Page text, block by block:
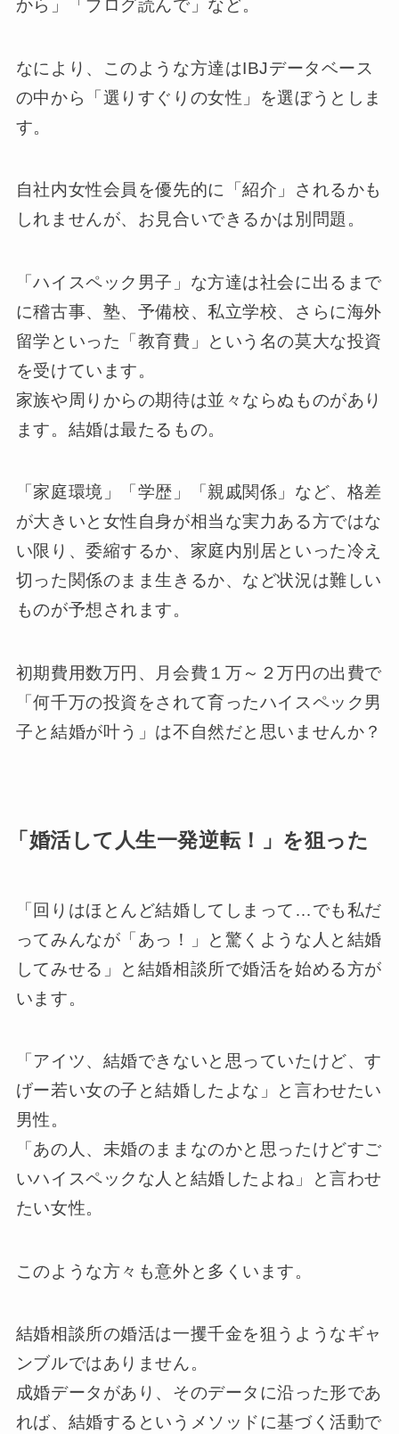
から」「ブログ読んで」など。
なにより、このような方達はIBJデータベース
の中から「選りすぐりの女性」を選ぼうとしま
す。
自社内女性会員を優先的に「紹介」されるかも
しれませんが、お見合いできるかは別問題。
「ハイスペック男子」な方達は社会に出るまで
に稽古事、塾、予備校、私立学校、さらに海外
留学といった「教育費」という名の莫大な投資
を受けています。
家族や周りからの期待は並々ならぬものがあり
ます。結婚は最たるもの。
「家庭環境」「学歴」「親戚関係」など、格差
が大きいと女性自身が相当な実力ある方ではな
い限り、委縮するか、家庭内別居といった冷え
切った関係のまま生きるか、など状況は難しい
ものが予想されます。
初期費用数万円、月会費１万～２万円の出費で
「何千万の投資をされて育ったハイスペック男
子と結婚が叶う」は不自然だと思いませんか？
「婚活して人生一発逆転！」を狙った
「回りはほとんど結婚してしまって…でも私だ
ってみんなが「あっ！」と驚くような人と結婚
してみせる」と結婚相談所で婚活を始める方が
います。
「アイツ、結婚できないと思っていたけど、す
げー若い女の子と結婚したよな」と言わせたい
男性。
「あの人、未婚のままなのかと思ったけどすご
いハイスペックな人と結婚したよね」と言わせ
たい女性。
このような方々も意外と多くいます。
結婚相談所の婚活は一攫千金を狙うようなギャ
ンブルではありません。
成婚データがあり、そのデータに沿った形であ
れば、結婚するというメソッドに基づく活動で